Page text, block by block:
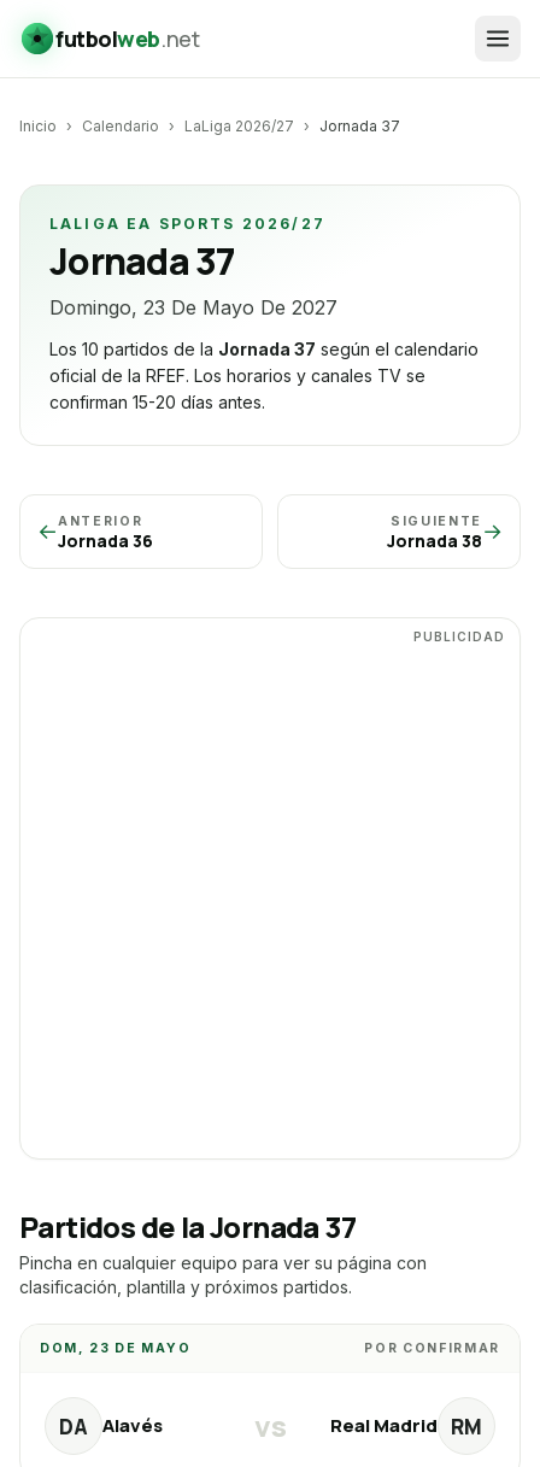
futbolweb.net
Inicio › Calendario › LaLiga 2026/27 › Jornada 37
LALIGA EA SPORTS 2026/27
Jornada37
Domingo, 23 De Mayo De 2027
Los 10 partidos de la Jornada 37 según el calendario
oficial de la RFEF. Los horarios y canales TV se
confirman 15-20 días antes.
←ANTERIOR
Jornada 36
SIGUIENTE
Jornada 38→
PUBLICIDAD
Partidos de la Jornada37
Pincha en cualquier equipo para ver su página con
clasificación, plantilla y próximos partidos.
DOM, 23 DE MAYO POR CONFIRMAR
DA Alavés vs RM
Real Madrid